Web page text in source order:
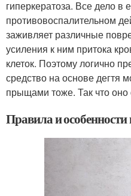
гиперкератоза. Все дело
противовоспалительном
заживляет различные
усиления к ним притока
клеток. Поэтому логично
средство на основе дегтя
прыщами тоже. Так что оно
Правила и